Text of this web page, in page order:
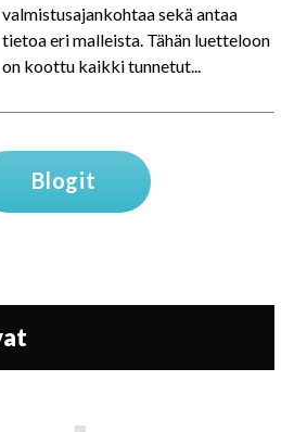
valmistusajankohtaa sekä antaa
tietoa eri malleista. Tähän luetteloon
on koottu kaikki tunnetut...
Blogit